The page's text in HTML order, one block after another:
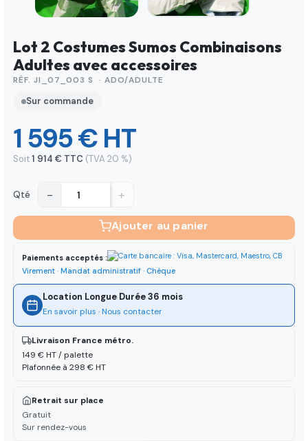
Lot 2 Costumes Sumos Combinaisons
Adultes avec accessoires
RÉF. JI_07_003 S · ADO/ADULTE
Sur commande
1 595 € HT
Soit1 914 € TTC (TVA 20 %)
Qté − +
Ajouter au panier
Paiements acceptés :
Virement · Mandat administratif · Chèque
Location Longue Durée 36 mois
En savoir plus · Nous contacter
Livraison France métro.
149 € HT / palette
Plafonnée à 298 € HT
Retrait sur place
Gratuit
Sur rendez-vous